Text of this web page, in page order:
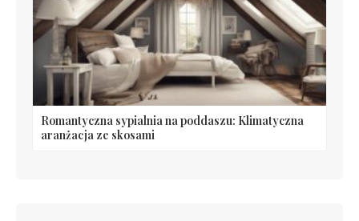
Romantyczna sypialnia na poddaszu: Klimatyczna
aranżacja ze skosami